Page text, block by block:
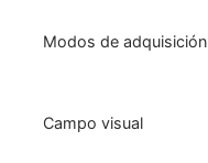
Modos de adquisición
Campo visual